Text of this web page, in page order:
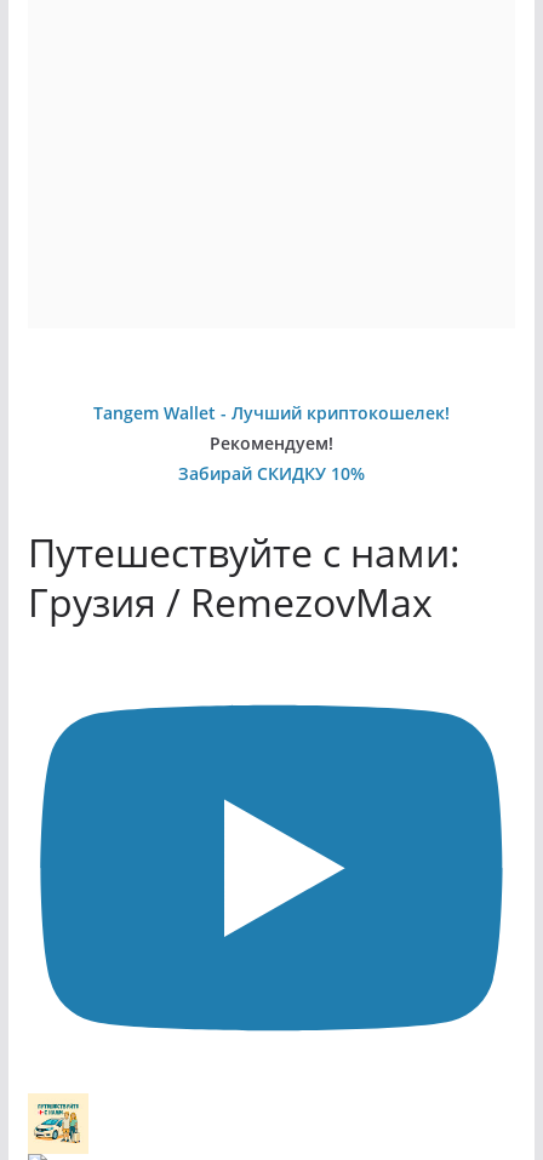
Tangem Wallet - Лучший криптокошелек!
Рекомендуем!
Забирай СКИДКУ 10%
Путешествуйте с нами:
Грузия / RemezovMax